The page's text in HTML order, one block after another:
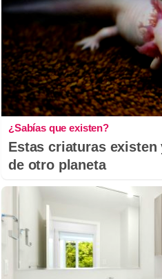
¿Sabías que existen?
Estas criaturas existen
de otro planeta